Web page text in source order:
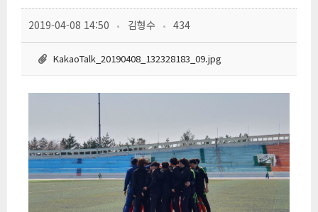
2019-04-08 14:50 김형수 434
KakaoTalk_20190408_132328183_09.jpg